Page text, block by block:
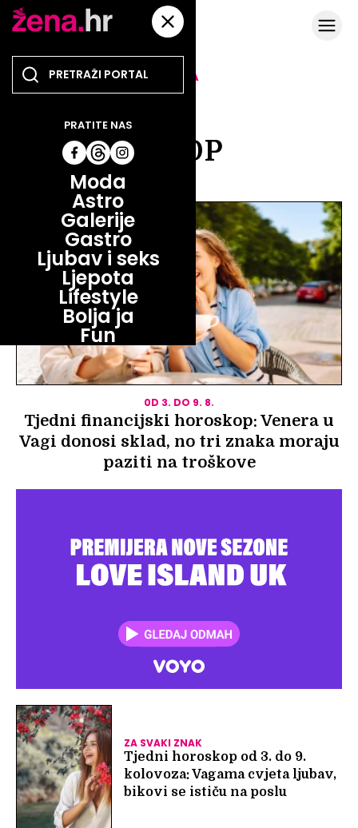
Moda
Astro
Galerije
Gastro
Ljubav i seks
Ljepota
Lifestyle
Bolja ja
Fun
PRATITE NAS
TEMA
TJEDNI
HOROSKOP
0D 3. DO 9. 8.
Tjedni financijski horoskop: Venera u
Vagi donosi sklad, no tri znaka moraju
paziti na troškove
ZA SVAKI ZNAK
Tjedni horoskop od 3. do 9.
kolovoza: Vagama cvjeta ljubav,
bikovi se ističu na poslu